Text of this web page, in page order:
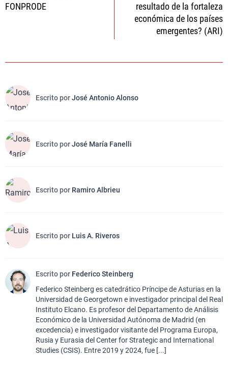
FONPRODE
resultado de la fortaleza
económica de los países
emergentes? (ARI)
Escrito porJosé Antonio Alonso
Escrito porJosé María Fanelli
Escrito por Ramiro Albrieu
Escrito por Luis A. Riveros
Escrito por Federico Steinberg
Federico Steinberg es catedrático Príncipe de Asturias en la
Universidad de Georgetown e investigador principal del Real
Instituto Elcano. Es profesor del Departamento de Análisis
Económico de la Universidad Autónoma de Madrid (en
excedencia) e investigador visitante del Programa Europa,
Rusia y Eurasia del Center for Strategic and International
Studies (CSIS). Entre 2019 y 2024, fue [...]